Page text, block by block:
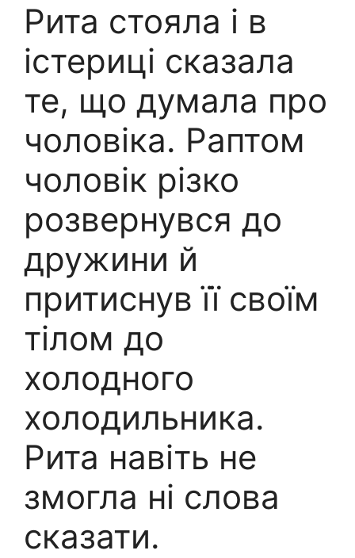
Рита стояла і в
істериці сказала
те, що думала про
чоловіка. Раптом
чоловік різко
розвернувся до
дружини й
притиснув її своїм
тілом до
холодного
холодильника.
Рита навіть не
змогла ні слова
сказати.